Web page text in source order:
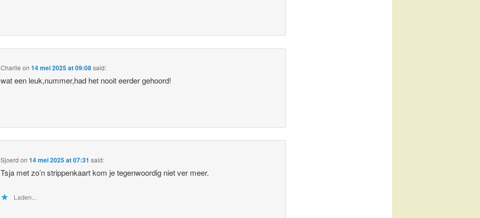
Charlie on14 mei 2025 at 09:08said:
wat een leuk,nummer,had het nooit eerder gehoord!
Sjoerd on14 mei 2025 at 07:31 said:
Tsja met zo’n strippenkaart kom je tegenwoordig niet ver meer.
Laden...